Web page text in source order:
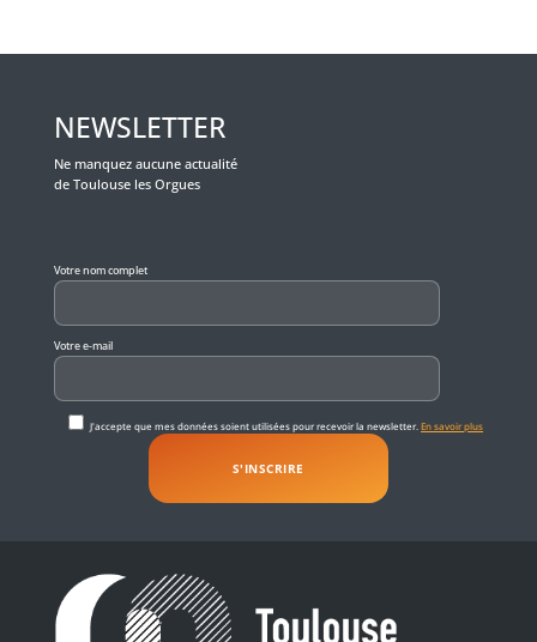
NEWSLETTER
Ne manquez aucune actualité
de Toulouse les Orgues
Votre nom complet
Votre e-mail
J'accepte que mes données soient utilisées pour recevoir la newsletter.En savoir plus